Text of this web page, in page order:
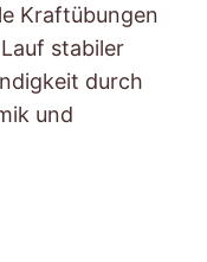
Kraftübungen
stabiler
durch
und